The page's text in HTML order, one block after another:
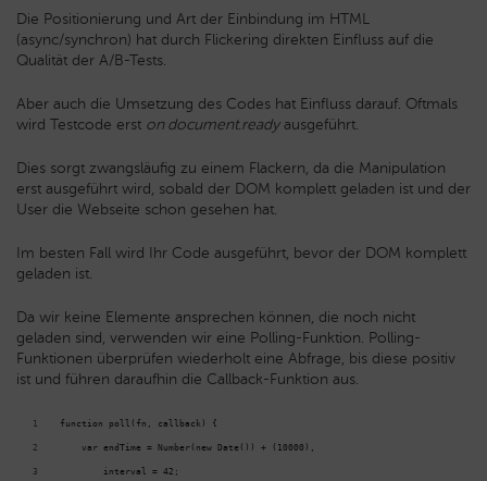
Die Positionierung und Art der Einbindung im HTML
(async/synchron) hat durch Flickering direkten Einfluss auf die
Qualität der A/B-Tests.
Aber auch die Umsetzung des Codes hat Einfluss darauf. Oftmals
wird Testcode erst on document.readyausgeführt.
Dies sorgt zwangsläufig zu einem Flackern, da die Manipulation
erst ausgeführt wird, sobald der DOM komplett geladen ist und der
User die Webseite schon gesehen hat.
Im besten Fall wird Ihr Code ausgeführt, bevor der DOM komplett
geladen ist.
Da wir keine Elemente ansprechen können, die noch nicht
geladen sind, verwenden wir eine Polling-Funktion. Polling-
Funktionen überprüfen wiederholt eine Abfrage, bis diese positiv
ist und führen daraufhin die Callback-Funktion aus.
function poll(fn, callback) {
    var endTime = Number(new Date()) + (10000),
        interval = 42;